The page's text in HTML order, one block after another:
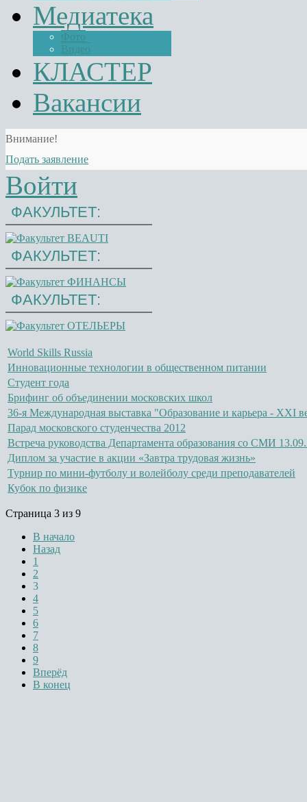
Медиатека
Фото
Видео
КЛАСТЕР
Вакансии
Внимание!
Подать заявление
Войти
ФАКУЛЬТЕТ:
ФАКУЛЬТЕТ:
ФАКУЛЬТЕТ:
World Skills Russia
Инновационные технологии в общественном питании
Студент года
Брифинг об объединении московских школ
36-я Международная выставка "Образование и карьера - XXI
Парад московского студенчества 2012
Встреча руководства Департамента образования со СМИ
Диплом за участие в акции «Завтра трудовая жизнь»
Турнир по мини-футболу и волейболу среди преподавателей
Кубок по физике
Страница 3 из 9
В начало
Назад
1
2
3
4
5
6
7
8
9
Вперёд
В конец